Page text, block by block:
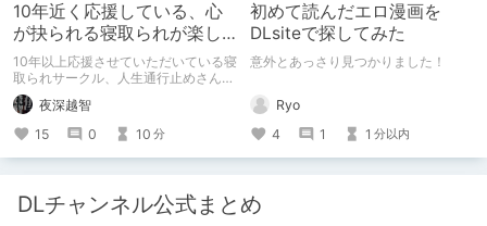
10年近く応援している、心
が抉られる寝取られが楽し
めるサークル
10年以上応援させていただいている寝
取られサークル、人生通行止めさんの
新作がとても良かったので、新作を中
心に、このサークルのゲームを紹介し
たくて、記事を書かせていただく。
キミノオモイからずっと好きな熱心な
ファンとしての記事にどうか、お付き
微修正）
夜深越智
15
0 10 分
初めて読んだエロ漫画を
DLsiteで探してみた
意外とあっさり見つかりました！
Ryo
4
1 1 分以内
DLチャンネル公式まとめ